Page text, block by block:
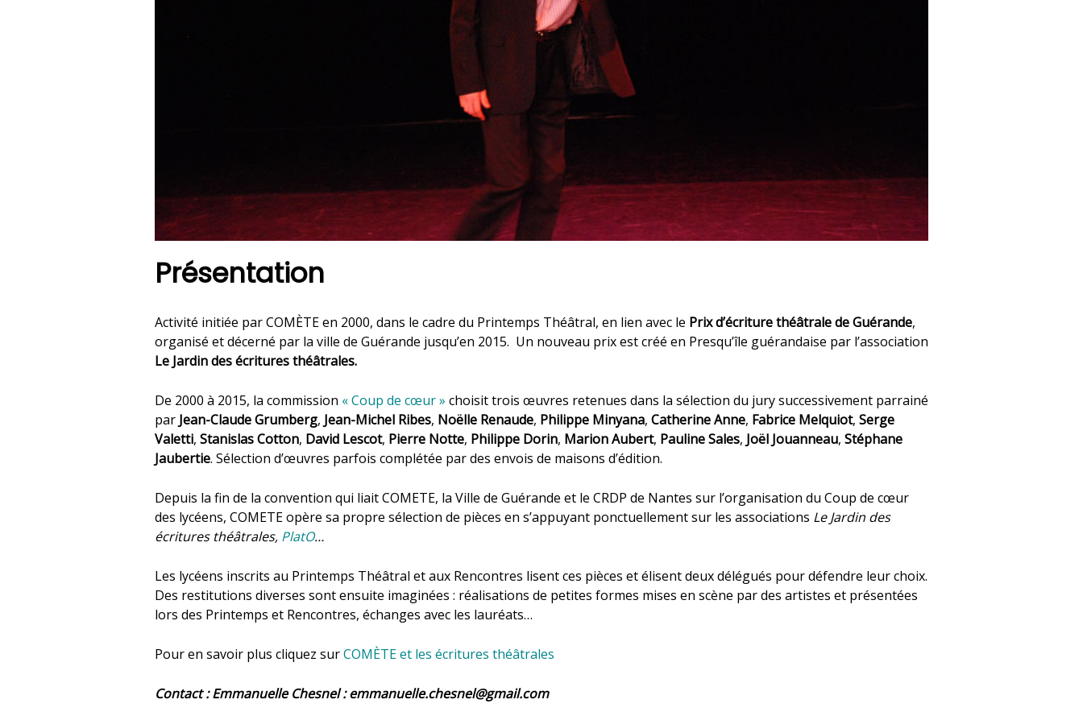
Présentation
Activité initiée par COMÈTE en 2000, dans le cadre du Printemps Théâtral, en lien avec le Prix d’écriture théâtrale de Guérande,
organisé et décerné par la ville de Guérande jusqu’en 2015. Un nouveau prix est créé en Presqu’île guérandaise par l’association
Le Jardin des écritures théâtrales.
De 2000 à 2015, la commission « Coup de cœur » choisit trois œuvres retenues dans la sélection du jury successivement parrainé
par Jean-Claude Grumberg, Jean-Michel Ribes, Noëlle Renaude, Philippe Minyana, Catherine Anne, Fabrice Melquiot, Serge
Valetti, Stanislas Cotton, David Lescot, Pierre Notte, Philippe Dorin, Marion Aubert, Pauline Sales, Joël Jouanneau, Stéphane
Jaubertie. Sélection d’œuvres parfois complétée par des envois de maisons d’édition.
Depuis la fin de la convention qui liait COMETE, la Ville de Guérande et le CRDP de Nantes sur l’organisation du Coup de cœur
des lycéens, COMETE opère sa propre sélection de pièces en s’appuyant ponctuellement sur les associations Le Jardin des
écritures théâtrales, PlatO…
Les lycéens inscrits au Printemps Théâtral et aux Rencontres lisent ces pièces et élisent deux délégués pour défendre leur choix.
Des restitutions diverses sont ensuite imaginées : réalisations de petites formes mises en scène par des artistes et présentées
lors des Printemps et Rencontres, échanges avec les lauréats…
Pour en savoir plus cliquez surCOMÈTE et les écritures théâtrales
Contact : Emmanuelle Chesnel : emmanuelle.chesnel@gmail.com